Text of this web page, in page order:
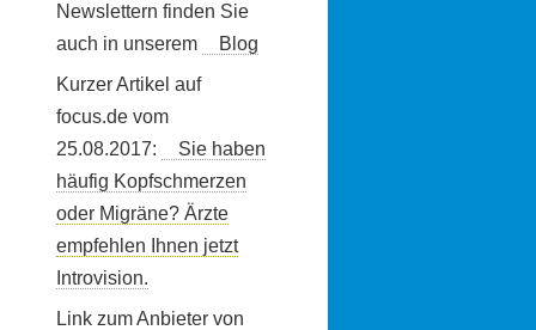
Newslettern finden Sie
auch in unserem
Blog
Kurzer Artikel auf
focus.de vom
25.08.2017:
Sie haben
häufig Kopfschmerzen
oder Migräne? Ärzte
empfehlen Ihnen jetzt
Introvision.
Link zum Anbieter von